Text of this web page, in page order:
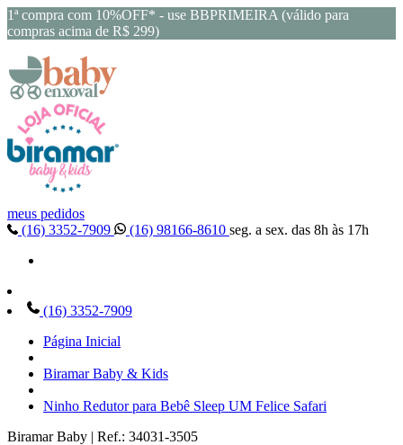
1ª compra com 10%OFF* - use BBPRIMEIRA (válido para
compras acima de R$ 299)
meus pedidos
(16) 3352-7909
(16) 98166-8610 seg. a sex. das 8h às 17h
(16) 3352-7909
Página Inicial
Biramar Baby & Kids
Ninho Redutor para Bebê Sleep UM Felice Safari
Biramar Baby | Ref.: 34031-3505